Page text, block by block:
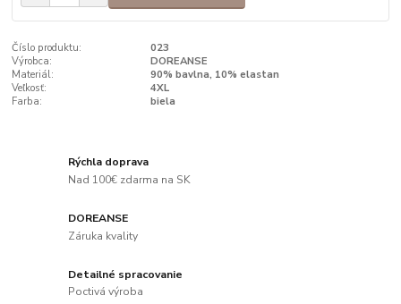
Číslo produktu:
023
Výrobca:
DOREANSE
Materiál:
90% bavlna, 10% elastan
Veľkosť:
4XL
Farba:
biela
Rýchla doprava
Nad 100€ zdarma na SK
DOREANSE
Záruka kvality
Detailné spracovanie
Poctivá výroba